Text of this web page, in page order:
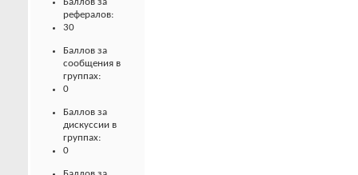
рефералов:
30
Баллов за
сообщения в
группах:
0
Баллов за
дискуссии в
группах:
0